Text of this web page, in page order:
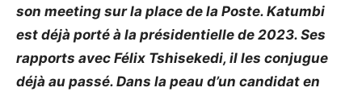
son meeting sur la place de la Poste. Katumbi
est déjà porté à la présidentielle de 2023. Ses
rapports avec Félix Tshisekedi, il les conjugue
déjà au passé. Dans la peau d’un candidat en